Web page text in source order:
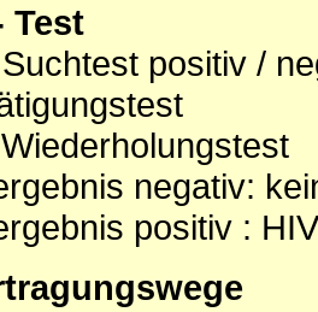
Test
positiv /
negativ:
positiv :